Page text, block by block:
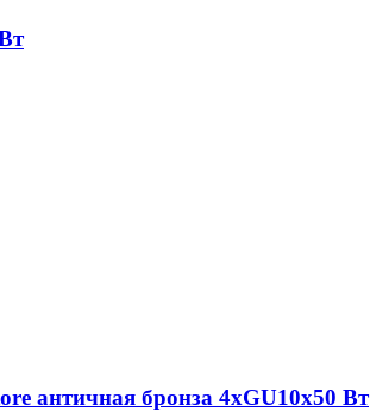
античная бронза 4хGU10х50 Вт